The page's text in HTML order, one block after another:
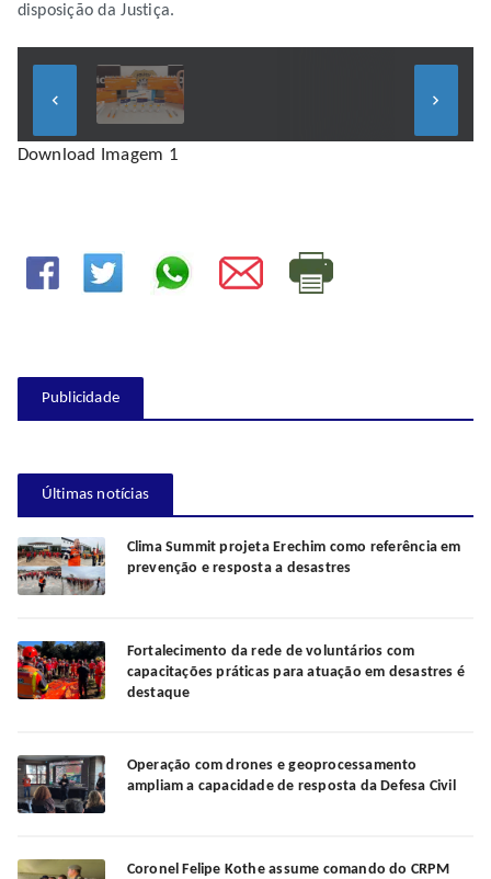
disposição da Justiça.
keyboard_arrow_left keyboard_arrow_right
Download Imagem 1
Publicidade
Últimas notícias
Clima Summit projeta Erechim como referência em
prevenção e resposta a desastres
Fortalecimento da rede de voluntários com
capacitações práticas para atuação em desastres é
destaque
Operação com drones e geoprocessamento
ampliam a capacidade de resposta da Defesa Civil
Coronel Felipe Kothe assume comando do CRPM